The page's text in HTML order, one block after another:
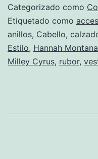
Categorizado como
Etiquetado como
anillos, Cabello,
Estilo, Hannah Montana
Milley Cyrus, rubor,